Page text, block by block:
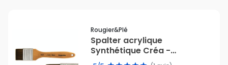
Rougier&plé
Spalter acrylique
Synthétique Créa -
Rougier&Plé